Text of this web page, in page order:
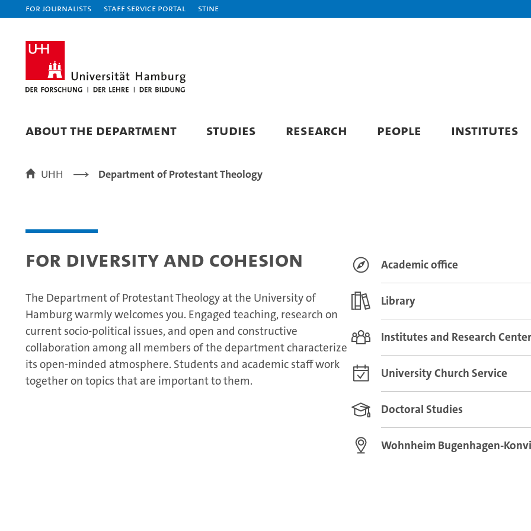
For journalists Staff Service Portal STiNE
ABOUT THE DEPARTMENT STUDIES RESEARCH PEOPLE INSTITUTES
Welcome to the
Department of
Protestant
UHH Department of Protestant Theology
For Diversity and Cohesion
The Department of Protestant Theology at the University of
Hamburg warmly welcomes you. Engaged teaching, research on
current socio-political issues, and open and constructive
collaboration among all members of the department characterize
its open-minded atmosphere. Students and academic staff work
together on topics that are important to them.
Academic office
Library
Institutes and Research
University Church Service
Doctoral Studies
Wohnheim Bugenhagen-